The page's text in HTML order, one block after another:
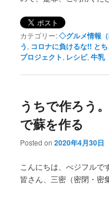
カテゴリー:◇グルメ情報（
う, コロナに負けるな!! と
プロジェクト, レシピ,牛乳
うちで作ろう
で蘇を作る
Posted on2020年4月30日
こんにちは、べジフルで
皆さん、三密（密閉・密